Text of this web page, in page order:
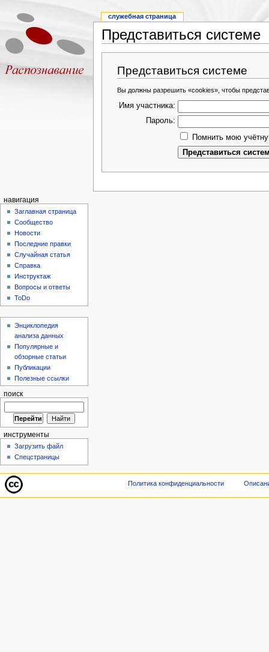
Представиться системе
Представиться системе
Вы должны разрешить «cookies», чтобы
Имя участника:
Пароль:
Помнить мою
служебная страница
навигация
Заглавная страница
Сообщество
Новости
Последние правки
Случайная статья
Справка
Инструктаж
Вопросы и ответы
ToDo
Энциклопедия
анализа данных
Популярные и
обзорные статьи
Публикации
Полезные ссылки
поиск
инструменты
Загрузить файл
Спецстраницы
Политика конфиденциальности